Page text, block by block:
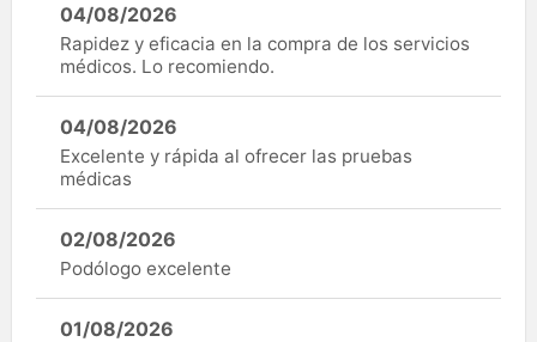
04/08/2026
Rapidez y eficacia en la compra de los servicios
médicos. Lo recomiendo.
04/08/2026
Excelente y rápida al ofrecer las pruebas
médicas
02/08/2026
Podólogo excelente
01/08/2026